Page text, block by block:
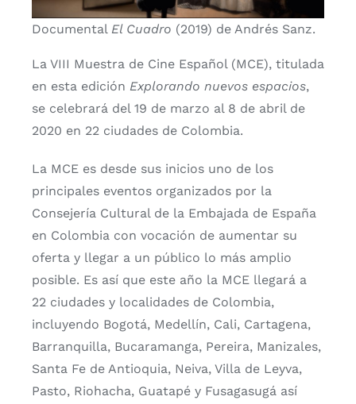
Documental El Cuadro (2019) de Andrés Sanz.
La VIII Muestra de Cine Español (MCE), titulada
en esta edición Explorando nuevos espacios,
se celebrará del 19 de marzo al 8 de abril de
2020 en 22 ciudades de Colombia.
La MCE es desde sus inicios uno de los
principales eventos organizados por la
Consejería Cultural de la Embajada de España
en Colombia con vocación de aumentar su
oferta y llegar a un público lo más amplio
posible. Es así que este año la MCE llegará a
22 ciudades y localidades de Colombia,
incluyendo Bogotá, Medellín, Cali, Cartagena,
Barranquilla, Bucaramanga, Pereira, Manizales,
Santa Fe de Antioquia, Neiva, Villa de Leyva,
Pasto, Riohacha, Guatapé y Fusagasugá así